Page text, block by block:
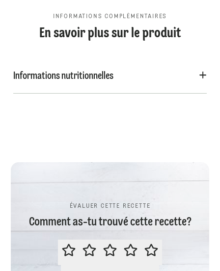
INFORMATIONS COMPLÉMENTAIRES
En savoir plus sur le produit
Informations nutritionnelles
ÉVALUER CETTE RECETTE
Comment as-tu trouvé cette recette?
ÉVALUER CETTE RECETTE